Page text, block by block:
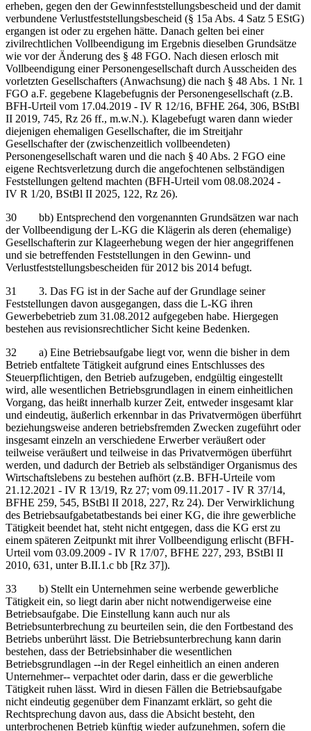
erheben, gegen den der Gewinnfeststellungsbescheid und der damit
verbundene Verlustfeststellungsbescheid (§ 15a Abs. 4 Satz 5 EStG)
ergangen ist oder zu ergehen hätte. Danach gelten bei einer
zivilrechtlichen Vollbeendigung im Ergebnis dieselben Grundsätze
wie vor der Änderung des § 48 FGO. Nach diesen erlosch mit
Vollbeendigung einer Personengesellschaft durch Ausscheiden des
vorletzten Gesellschafters (Anwachsung) die nach § 48 Abs. 1 Nr. 1
FGO a.F. gegebene Klagebefugnis der Personengesellschaft (z.B.
BFH-Urteil vom 17.04.2019 - IV R 12/16, BFHE 264, 306, BStBl
II 2019, 745, Rz 26 ff., m.w.N.). Klagebefugt waren dann wieder
diejenigen ehemaligen Gesellschafter, die im Streitjahr
Gesellschafter der (zwischenzeitlich vollbeendeten)
Personengesellschaft waren und die nach § 40 Abs. 2 FGO eine
eigene Rechtsverletzung durch die angefochtenen selbständigen
Feststellungen geltend machten (BFH-Urteil vom 08.08.2024 -
IV R 1/20, BStBl II 2025, 122, Rz 26).
30 bb) Entsprechend den vorgenannten Grundsätzen war nach
der Vollbeendigung der L-KG die Klägerin als deren (ehemalige)
Gesellschafterin zur Klageerhebung wegen der hier angegriffenen
und sie betreffenden Feststellungen in den Gewinn- und
Verlustfeststellungsbescheiden für 2012 bis 2014 befugt.
31 3. Das FG ist in der Sache auf der Grundlage seiner
Feststellungen davon ausgegangen, dass die L-KG ihren
Gewerbebetrieb zum 31.08.2012 aufgegeben habe. Hiergegen
bestehen aus revisionsrechtlicher Sicht keine Bedenken.
32 a) Eine Betriebsaufgabe liegt vor, wenn die bisher in dem
Betrieb entfaltete Tätigkeit aufgrund eines Entschlusses des
Steuerpflichtigen, den Betrieb aufzugeben, endgültig eingestellt
wird, alle wesentlichen Betriebsgrundlagen in einem einheitlichen
Vorgang, das heißt innerhalb kurzer Zeit, entweder insgesamt klar
und eindeutig, äußerlich erkennbar in das Privatvermögen überführt
beziehungsweise anderen betriebsfremden Zwecken zugeführt oder
insgesamt einzeln an verschiedene Erwerber veräußert oder
teilweise veräußert und teilweise in das Privatvermögen überführt
werden, und dadurch der Betrieb als selbständiger Organismus des
Wirtschaftslebens zu bestehen aufhört (z.B. BFH-Urteile vom
21.12.2021 - IV R 13/19, Rz 27; vom 09.11.2017 - IV R 37/14,
BFHE 259, 545, BStBl II 2018, 227, Rz 24). Der Verwirklichung
des Betriebsaufgabetatbestands bei einer KG, die ihre gewerbliche
Tätigkeit beendet hat, steht nicht entgegen, dass die KG erst zu
einem späteren Zeitpunkt mit ihrer Vollbeendigung erlischt (BFH-
Urteil vom 03.09.2009 - IV R 17/07, BFHE 227, 293, BStBl II
2010, 631, unter B.II.1.c bb [Rz 37]).
33 b) Stellt ein Unternehmen seine werbende gewerbliche
Tätigkeit ein, so liegt darin aber nicht notwendigerweise eine
Betriebsaufgabe. Die Einstellung kann auch nur als
Betriebsunterbrechung zu beurteilen sein, die den Fortbestand des
Betriebs unberührt lässt. Die Betriebsunterbrechung kann darin
bestehen, dass der Betriebsinhaber die wesentlichen
Betriebsgrundlagen ‑‑in der Regel einheitlich an einen anderen
Unternehmer‑‑ verpachtet oder darin, dass er die gewerbliche
Tätigkeit ruhen lässt. Wird in diesen Fällen die Betriebsaufgabe
nicht eindeutig gegenüber dem Finanzamt erklärt, so geht die
Rechtsprechung davon aus, dass die Absicht besteht, den
unterbrochenen Betrieb künftig wieder aufzunehmen, sofern die